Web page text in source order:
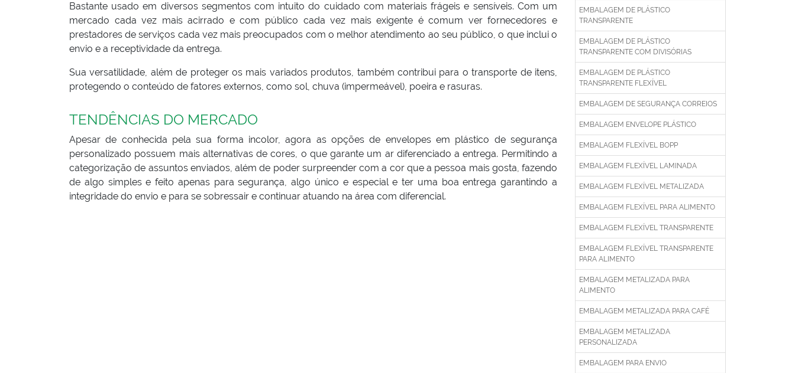
Bastante usado em diversos segmentos com intuito do cuidado com materiais frágeis e sensíveis. Com um
mercado cada vez mais acirrado e com público cada vez mais exigente é comum ver fornecedores e
prestadores de serviços cada vez mais preocupados com o melhor atendimento ao seu público, o que inclui o
envio e a receptividade da entrega.
Sua versatilidade, além de proteger os mais variados produtos, também contribui para o transporte de itens,
protegendo o conteúdo de fatores externos, como sol, chuva (impermeável), poeira e rasuras.
TENDÊNCIAS DO MERCADO
Apesar de conhecida pela sua forma incolor, agora as opções de envelopes em plástico de segurança
personalizado possuem mais alternativas de cores, o que garante um ar diferenciado a entrega. Permitindo a
categorização de assuntos enviados, além de poder surpreender com a cor que a pessoa mais gosta, fazendo
de algo simples e feito apenas para segurança, algo único e especial e ter uma boa entrega garantindo a
integridade do envio e para se sobressair e continuar atuando na área com diferencial.
EMBALAGEM DE PLÁSTICO
TRANSPARENTE
EMBALAGEM DE PLÁSTICO
TRANSPARENTE COM DIVISÓRIAS
EMBALAGEM DE PLÁSTICO
TRANSPARENTE FLEXÍVEL
EMBALAGEM DE SEGURANÇA CORREIOS
EMBALAGEM ENVELOPE PLÁSTICO
EMBALAGEM FLEXÍVEL BOPP
EMBALAGEM FLEXÍVEL LAMINADA
EMBALAGEM FLEXÍVEL METALIZADA
EMBALAGEM FLEXÍVEL PARA ALIMENTO
EMBALAGEM FLEXÍVEL TRANSPARENTE
EMBALAGEM FLEXÍVEL TRANSPARENTE
PARA ALIMENTO
EMBALAGEM METALIZADA PARA
ALIMENTO
EMBALAGEM METALIZADA PARA CAFÉ
EMBALAGEM METALIZADA
PERSONALIZADA
EMBALAGEM PARA ENVIO